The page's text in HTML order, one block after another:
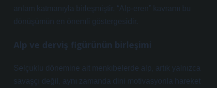
anlam katmanıyla birleşmiştir. “Alp-eren” kavramı bu
dönüşümün en önemli göstergesidir.
Alp ve derviş figürünün birleşimi
Selçuklu dönemine ait menkıbelerde alp, artık yalnızca
savaşçı değil, aynı zamanda dini motivasyonla hareket